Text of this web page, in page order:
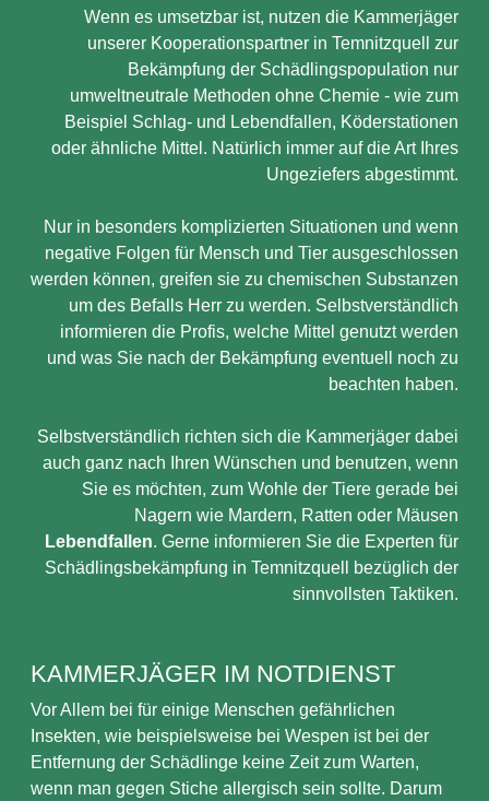
Wenn es umsetzbar ist, nutzen die Kammerjäger
unserer Kooperationspartner in Temnitzquell zur
Bekämpfung der Schädlingspopulation nur
umweltneutrale Methoden ohne Chemie - wie zum
Beispiel Schlag- und Lebendfallen, Köderstationen
oder ähnliche Mittel. Natürlich immer auf die Art Ihres
Ungeziefers abgestimmt.
Nur in besonders komplizierten Situationen und wenn
negative Folgen für Mensch und Tier ausgeschlossen
werden können, greifen sie zu chemischen Substanzen
um des Befalls Herr zu werden. Selbstverständlich
informieren die Profis, welche Mittel genutzt werden
und was Sie nach der Bekämpfung eventuell noch zu
beachten haben.
Selbstverständlich richten sich die Kammerjäger dabei
auch ganz nach Ihren Wünschen und benutzen, wenn
Sie es möchten, zum Wohle der Tiere gerade bei
Nagern wie Mardern, Ratten oder Mäusen
Lebendfallen. Gerne informieren Sie die Experten für
Schädlingsbekämpfung in Temnitzquell bezüglich der
sinnvollsten Taktiken.
KAMMERJÄGER IM NOTDIENST
Vor Allem bei für einige Menschen gefährlichen
Insekten, wie beispielsweise bei Wespen ist bei der
Entfernung der Schädlinge keine Zeit zum Warten,
wenn man gegen Stiche allergisch sein sollte. Darum